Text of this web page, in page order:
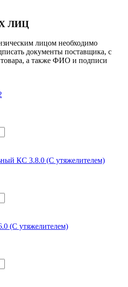
ЛИЦ
лицом необходимо
документы поставщика, с
а также ФИО и подписи
КС 3.8.0 (С утяжелителем)
(С утяжелителем)